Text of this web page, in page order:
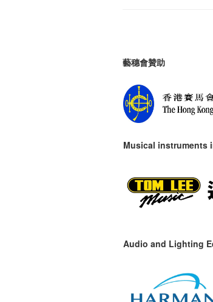
藝穗會贊助
Musical instruments
Audio and Lighting